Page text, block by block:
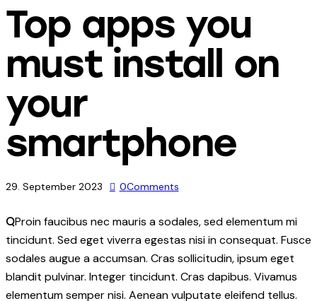
Top apps you
must install on
your
smartphone
29. September 2023 0Comments
QProin faucibus nec mauris a sodales, sed elementum mi
tincidunt. Sed eget viverra egestas nisi in consequat. Fusce
sodales augue a accumsan. Cras sollicitudin, ipsum eget
blandit pulvinar. Integer tincidunt. Cras dapibus. Vivamus
elementum semper nisi. Aenean vulputate eleifend tellus.